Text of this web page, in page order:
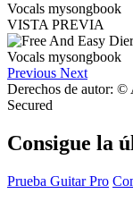
VISTA PREVIA
Previous Next
Derechos de autor:
Secured
Consigue la
Prueba Guitar Pro